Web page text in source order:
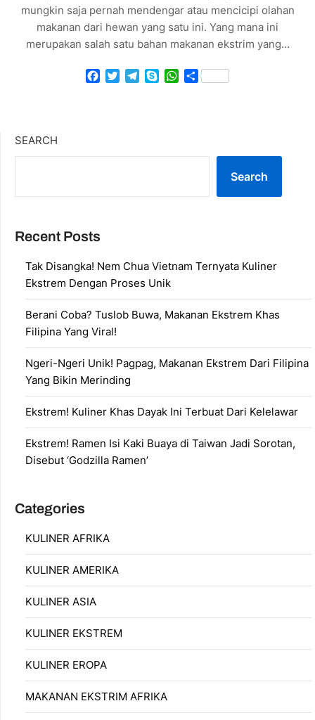
mungkin saja pernah mendengar atau mencicipi olahan
makanan dari hewan yang satu ini. Yang mana ini
merupakan salah satu bahan makanan ekstrim yang…
Facebook
TwitterTelegram
SkypeWhatsApp
Share
SEARCH
Search
Recent Posts
Tak Disangka! Nem Chua Vietnam Ternyata Kuliner
Ekstrem Dengan Proses Unik
Berani Coba? Tuslob Buwa, Makanan Ekstrem Khas
Filipina Yang Viral!
Ngeri-Ngeri Unik! Pagpag, Makanan Ekstrem Dari Filipina
Yang Bikin Merinding
Ekstrem! Kuliner Khas Dayak Ini Terbuat Dari Kelelawar
Ekstrem! Ramen Isi Kaki Buaya di Taiwan Jadi Sorotan,
Disebut ‘Godzilla Ramen’
Categories
KULINER AFRIKA
KULINER AMERIKA
KULINER ASIA
KULINER EKSTREM
KULINER EROPA
MAKANAN EKSTRIM AFRIKA